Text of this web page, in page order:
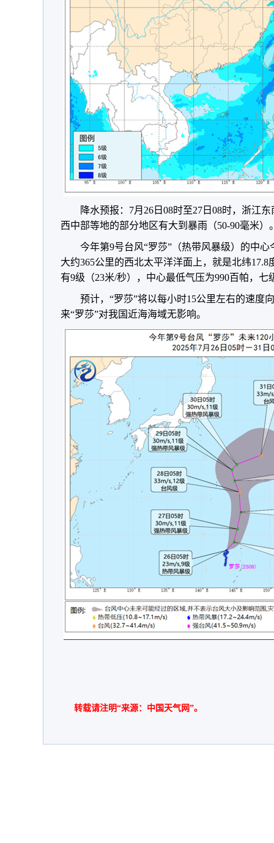
降水预报：7月26日08时至27日08时，浙江
西中部等地的部分地区有大到暴雨（50-90毫米）
今年第9号台风“罗莎”（热带风暴级）的中
大约365公里的西北太平洋洋面上，就是北纬
有9级（23米/秒），中心最低气压为990百帕，七
预计，“罗莎”将以每小时15公里左右的速度
来“罗莎”对我国近海海域无影响。
转载请注明“来源：中国天气网”。